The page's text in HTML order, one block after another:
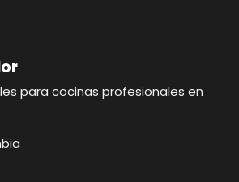
para cocinas profesionales en